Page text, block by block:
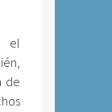
el
de